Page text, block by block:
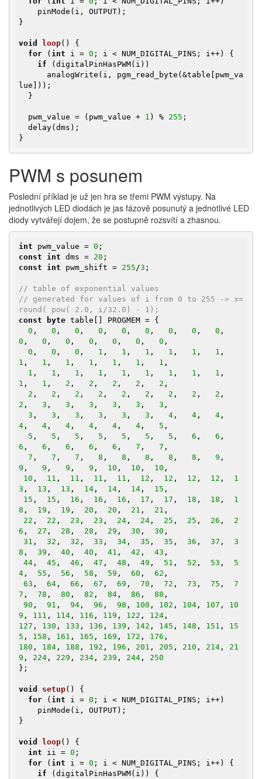
}
void loop()
{
for ( int i = 0 ; i < NUM_DIGITAL_PINS; i++) {
if (digitalPinHasPWM(i))
lue]));
  pwm_value = (pwm_value +
1 ) % 255 ;
}
PWM s posunem
Poslední příklad je už jen hra se třemi PWM výstupy. Na
jednotlivých LED diodách je jas fázově posunutý a jednotlivé LED
diody vytvářejí dojem, že se postupně rozsvítí a zhasnou.
int pwm_value = 0
const
int dms = 20
const
int pwm_shift = 255/3 ;
// table of exponential values
// generated for values of i from 0 to 255 -> x=
round( pow( 2.0, i/32.0) - 1);
const
byte table[] PROGMEM = {
0 , 0 , 0 , 0 , 0 , 0 , 0 , 0 , 0
0 , 0 , 0 , 0 , 0 , 0 , 0 ,
0 , 0 , 0 , 1 , 1 , 1 , 1 , 1 , 1
1 , 1 , 1 , 1 , 1 , 1 , 1 ,
1 , 1 , 1 , 1 , 1 , 1 , 1 , 1 , 1
1 , 1 , 2 , 2 , 2 , 2 , 2 ,
2 , 2 , 2 , 2 , 2 , 2 , 2 , 2 , 2
2 , 3 , 3 , 3 , 3 , 3 , 3 ,
3 , 3 , 3 , 3 , 3 , 3 , 4 , 4 , 4
4 , 4 , 4 , 4 , 4 , 4 , 5 ,
5 , 5 , 5 , 5 , 5 , 5 , 5 , 6 , 6
6 , 6 , 6 , 6 , 6 , 7 , 7 ,
7 , 7 , 7 , 8 , 8 , 8 , 8 , 8 , 9
9 , 9 , 9 , 9 , 10 , 10 , 10 ,
10 , 11 , 11 , 11 , 11 , 12 , 12 , 12 , 12 , 1
3 , 13 , 13 , 14 , 14 , 14 , 15 ,
15 , 15 , 16 , 16 , 16 , 17 , 17 , 18 , 18 , 1
8 , 19 , 19 , 20 , 20 , 21 , 21 ,
22 , 22 , 23 , 23 , 24 , 24 , 25 , 25 , 26 , 2
6 , 27 , 28 , 28 , 29 , 30 , 30 ,
31 , 32 , 32 , 33 , 34 , 35 , 35 , 36 , 37 , 3
8 , 39 , 40 , 40 , 41 , 42 , 43 ,
44 , 45 , 46 , 47 , 48 , 49 , 51 , 52 , 53 , 5
4 , 55 , 56 , 58 , 59 , 60 , 62 ,
63 , 64 , 66 , 67 , 69 , 70 , 72 , 73 , 75 , 7
7 , 78 , 80 , 82 , 84 , 86 , 88 ,
90 , 91 , 94 , 96 , 98 , 100 , 102 , 104 , 107 , 10
9 , 111 , 114 , 116 , 119 , 122 , 124
127 , 130 , 133 , 136 , 139 , 142 , 145 , 148 , 151 , 15
5 , 158 , 161 , 165 , 169 , 172 , 176
180 , 184 , 188 , 192 , 196 , 201 , 205 , 210 , 214 , 21
9 , 224 , 229 , 234 , 239 , 244 , 250
};
void setup()
{
for ( int i = 0 ; i < NUM_DIGITAL_PINS; i++)
}
void loop()
{
int ii = 0 ;
for ( int i = 0 ; i < NUM_DIGITAL_PINS; i++) {
if (digitalPinHasPWM(i)) {